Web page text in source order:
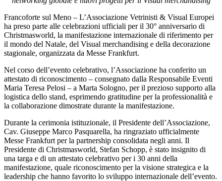
Francoforte sul Meno – L’Associazione Vetrinisti & Visual Europei
ha preso parte alle celebrazioni ufficiali per il 30° anniversario di
Christmasworld, la manifestazione internazionale di riferimento per
il mondo del Natale, del Visual merchandising e della decorazione
stagionale, organizzata da Messe Frankfurt.
Nel corso dell’evento celebrativo, l’Associazione ha conferito un
attestato di riconoscimento – consegnato dalla Responsabile Eventi
Maria Teresa Pelosi – a Marta Sologno, per il prezioso supporto alla
logistica dello stand, esprimendo gratitudine per la professionalità e
la collaborazione dimostrate durante la manifestazione.
Durante la cerimonia istituzionale, il Presidente dell’Associazione,
Cav. Giuseppe Marco Pasquarella, ha ringraziato ufficialmente
Messe Frankfurt per la partnership consolidata negli anni. Il
Presidente di Christmasworld, Stefan Schopp, è stato insignito di
una targa e di un attestato celebrativo per i 30 anni della
manifestazione, quale riconoscimento per la visione strategica e la
leadership che hanno favorito lo sviluppo internazionale dell’evento.